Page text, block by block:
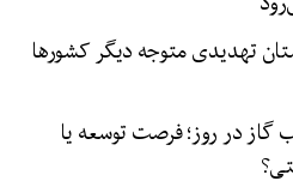
تهدیدی متوجه دیگر کشورها
گاز در روز؛ فرصت توسعه یا